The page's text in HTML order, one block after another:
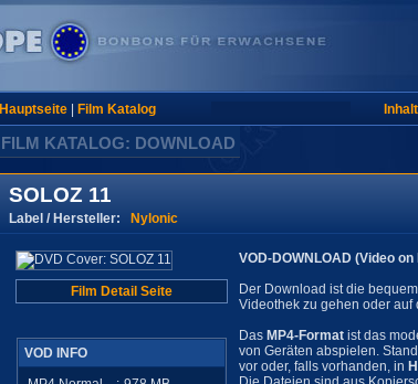
Hauptseite| Film Katalog
FILM KATALOG: DOWNLOAD
SOLOZ 11
Label / Hersteller: Nylonic
Film Detail Seite
VOD INFO
VOD-DOWNLOAD (Video
Der Download ist die
Videothek zu gehen oder auf
Das MP4-Format ist das
von Geräten abspielen.
vor oder, falls vorhanden, in